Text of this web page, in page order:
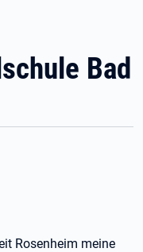
Bad
Rosenheim meine